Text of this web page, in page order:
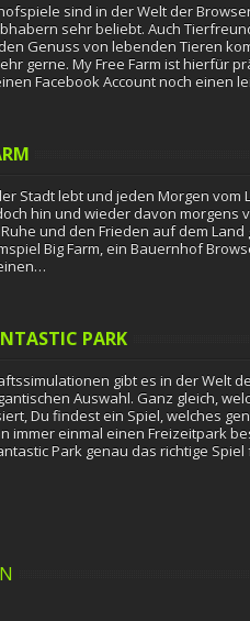
sind in der Welt der
sehr beliebt. Auch
Genuss von lebenden Tieren
gerne. My Free Farm ist hierfür
Facebook Account noch einen
Stadt lebt und jeden Morgen vom
hin und wieder davon morgens
und den Frieden auf dem
Big Farm, ein Bauernhof
PARK
gibt es in der Welt
Auswahl. Ganz gleich,
Du findest ein Spiel, welches
immer einmal einen Freizeitpark
Park genau das richtige